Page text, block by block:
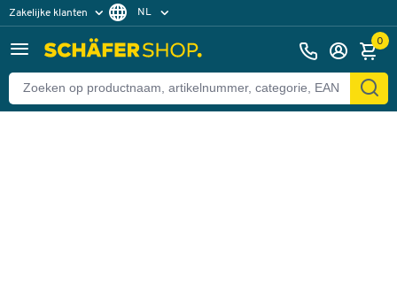
Zakelijke klanten
Particuliere klanten
NL
0
Terug